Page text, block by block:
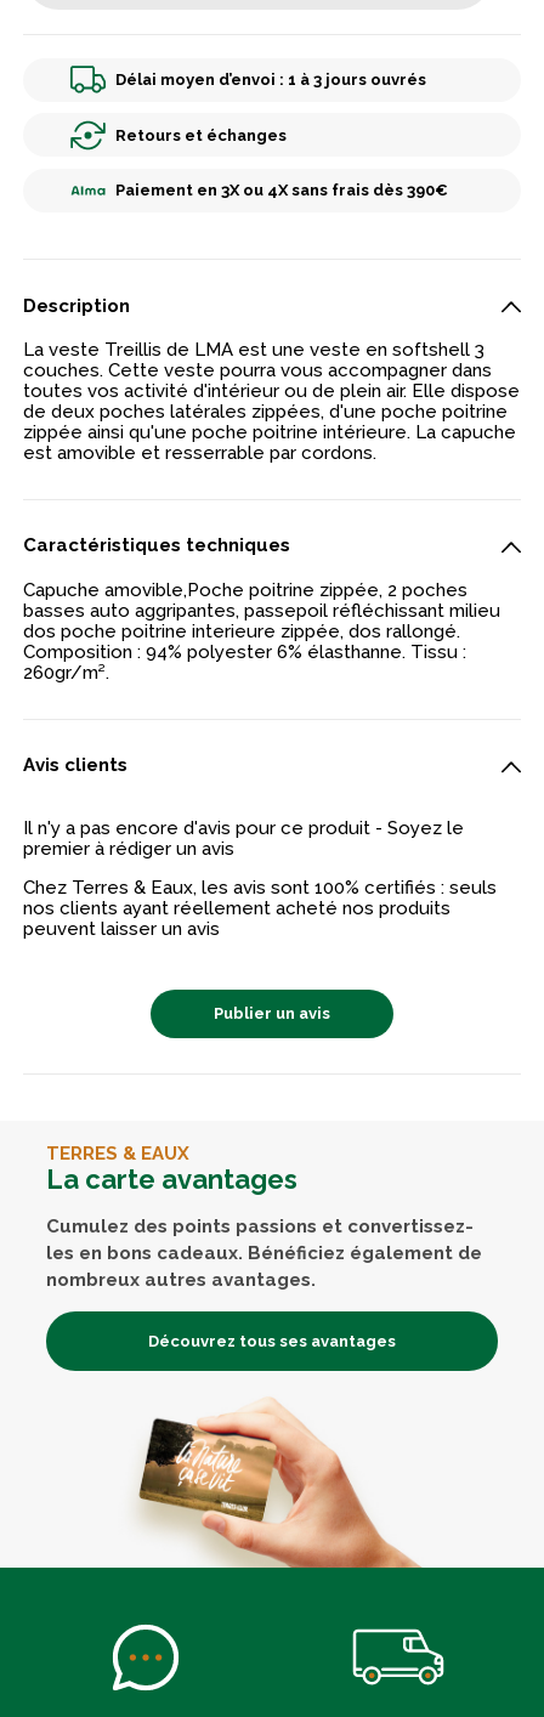
Délai moyen d’envoi : 1 à 3 jours ouvrés
Retours et échanges
Paiement en 3X ou 4X sans frais dès 390€
Description
La veste Treillis de LMA est une veste en softshell 3
couches. Cette veste pourra vous accompagner dans
toutes vos activité d'intérieur ou de plein air. Elle dispose
de deux poches latérales zippées, d'une poche poitrine
zippée ainsi qu'une poche poitrine intérieure. La capuche
est amovible et resserrable par cordons.
Caractéristiques techniques
Capuche amovible,Poche poitrine zippée, 2 poches
basses auto aggripantes, passepoil réfléchissant milieu
dos poche poitrine interieure zippée, dos rallongé.
Composition : 94% polyester 6% élasthanne. Tissu :
260gr/m².
Avis clients
Il n'y a pas encore d'avis pour ce produit - Soyez le
premier à rédiger un avis
Chez Terres & Eaux, les avis sont 100% certifiés : seuls
nos clients ayant réellement acheté nos produits
peuvent laisser un avis
Publier un avis
TERRES & EAUX
La carte avantages
Cumulez des points passions et convertissez-
les en bons cadeaux. Bénéficiez également de
nombreux autres avantages.
Découvrez tous ses avantages